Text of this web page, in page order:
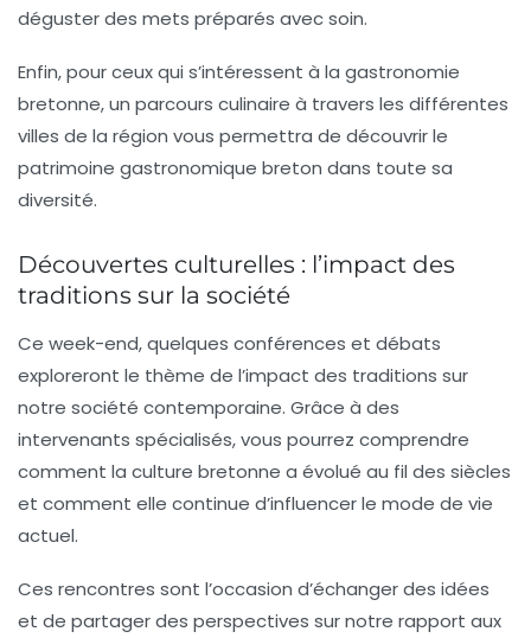
déguster des mets préparés avec soin.
Enfin, pour ceux qui s’intéressent à la gastronomie
bretonne, un parcours culinaire à travers les différentes
villes de la région vous permettra de découvrir le
patrimoine gastronomique breton dans toute sa
diversité.
Découvertes culturelles : l’impact des
traditions sur la société
Ce week-end, quelques conférences et débats
exploreront le thème de l’impact des traditions sur
notre société contemporaine. Grâce à des
intervenants spécialisés, vous pourrez comprendre
comment la culture bretonne a évolué au fil des siècles
et comment elle continue d’influencer le mode de vie
actuel.
Ces rencontres sont l’occasion d’échanger des idées
et de partager des perspectives sur notre rapport aux